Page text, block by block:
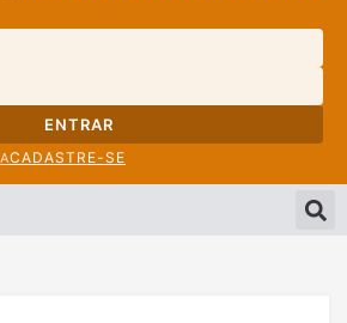
ENTRAR
CADASTRE-SE